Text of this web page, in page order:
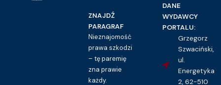
ZNAJDŹ
PARAGRAF
Nieznajomość
prawa szkodzi
– tę paremię
zna prawie
każdy.
DANE
WYDAWCY
PORTALU:
Grzegorz
Szwaciński,
ul.
Energetyka
2, 62-510